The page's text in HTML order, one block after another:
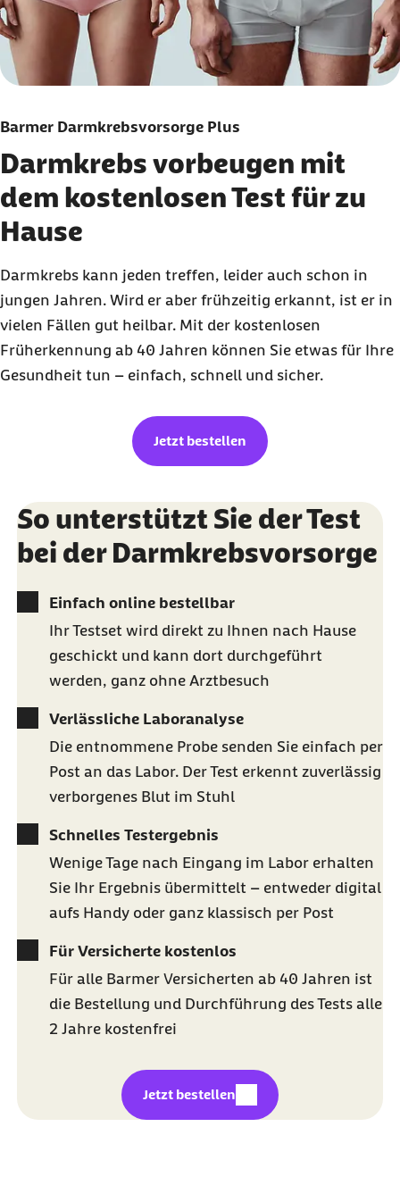
Barmer Darmkrebsvorsorge Plus
Darmkrebs vorbeugen mit
dem kostenlosen Test für zu
Hause
Darmkrebs kann jeden treffen, leider auch schon in
jungen Jahren. Wird er aber frühzeitig erkannt, ist er in
vielen Fällen gut heilbar. Mit der kostenlosen
Früherkennung ab 40 Jahren können Sie etwas für Ihre
Gesundheit tun – einfach, schnell und sicher.
Jetzt bestellen
So unterstützt Sie der Test
bei der Darmkrebsvorsorge
Einfach online bestellbar
Ihr Testset wird direkt zu Ihnen nach Hause
geschickt und kann dort durchgeführt
werden, ganz ohne Arztbesuch
Verlässliche Laboranalyse
Die entnommene Probe senden Sie einfach per
Post an das Labor. Der Test erkennt zuverlässig
verborgenes Blut im Stuhl
Schnelles Testergebnis
Wenige Tage nach Eingang im Labor erhalten
Sie Ihr Ergebnis übermittelt – entweder digital
aufs Handy oder ganz klassisch per Post
Für Versicherte kostenlos
Für alle Barmer Versicherten ab 40 Jahren ist
die Bestellung und Durchführung des Tests alle
2 Jahre kostenfrei
externer Link:
Jetzt bestellen